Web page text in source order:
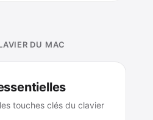
DU MAC
touches clés du clavier